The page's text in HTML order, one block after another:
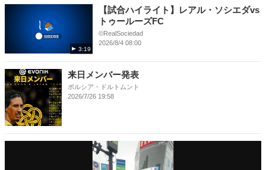
3:19
【試合ハイライト】レアル・ソシエダvs
トゥールーズFC
©RealSociedad
2026/8/4 08:00
来日メンバー発表
ボルシア・ドルトムント
2026/7/26 19:58